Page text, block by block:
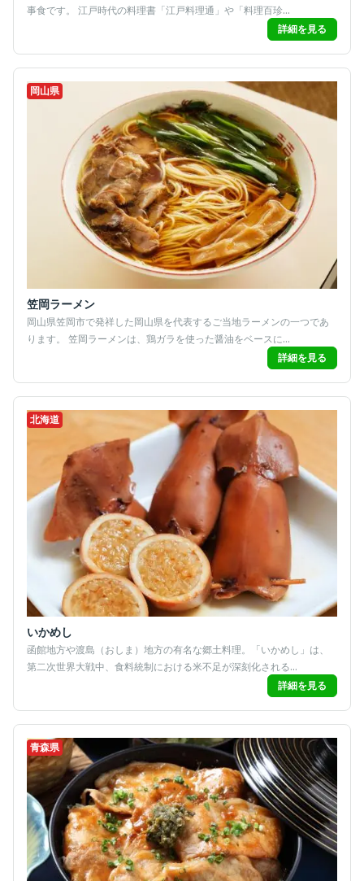
事食です。 江戸時代の料理書「江戸料理通」や「料理百珍...
詳細を見る
岡山県
笠岡ラーメン
岡山県笠岡市で発祥した岡山県を代表するご当地ラーメンの一つであ
ります。 笠岡ラーメンは、鶏ガラを使った醤油をベースに...
詳細を見る
北海道
いかめし
函館地方や渡島（おしま）地方の有名な郷土料理。「いかめし」は、
第二次世界大戦中、食料統制における米不足が深刻化される...
詳細を見る
青森県